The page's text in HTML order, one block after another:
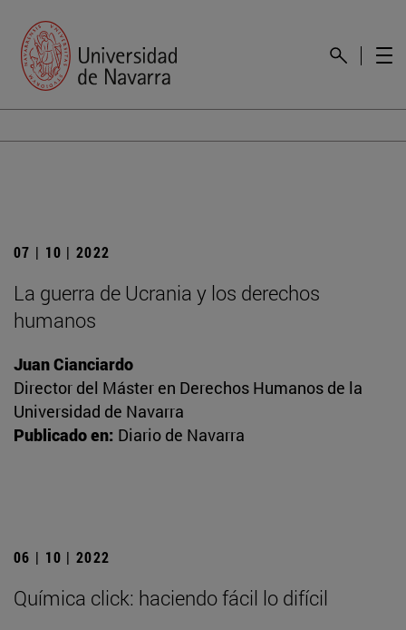
07 | 10 | 2022
La guerra de Ucrania y los derechos
humanos
Juan Cianciardo
Director del Máster en Derechos Humanos de la
Universidad de Navarra
Publicado en: Diario de Navarra
06 | 10 | 2022
Química click: haciendo fácil lo difícil